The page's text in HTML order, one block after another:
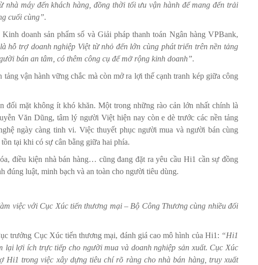
nhà máy đến khách hàng, đồng thời tối ưu vận hành để mang đến trải
cuối cùng”.
doanh sản phẩm số và Giải pháp thanh toán Ngân hàng VPBank,
hỗ trợ doanh nghiệp Việt từ nhỏ đến lớn cùng phát triển trên nền tảng
bán an tâm, có thêm công cụ để mở rộng kinh doanh”.
vận hành vững chắc mà còn mở ra lợi thế cạnh tranh kép giữa công
đối mặt không ít khó khăn. Một trong những rào cản lớn nhất chính là
Văn Dũng, tâm lý người Việt hiện nay còn e dè trước các nền tảng
ngày càng tinh vi. Việc thuyết phục người mua và người bán cùng
tại khi có sự cân bằng giữa hai phía.
điều kiện nhà bán hàng… cũng đang đặt ra yêu cầu Hi1 cần sự đồng
đúng luật, minh bạch và an toàn cho người tiêu dùng.
việc với Cục Xúc tiến thương mại – Bộ Công Thương cùng nhiều đối
trưởng Cục Xúc tiến thương mại, đánh giá cao mô hình của Hi1: “Hi1
lại lợi ích trực tiếp cho người mua và doanh nghiệp sản xuất. Cục Xúc
Hi1 trong việc xây dựng tiêu chí rõ ràng cho nhà bán hàng, truy xuất